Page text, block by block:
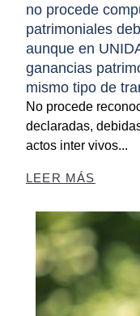
no procede
patrimoniales
aunque en
ganancias
mismo tipo de
No procede
declaradas,
actos inter vivos...
LEER MÁS